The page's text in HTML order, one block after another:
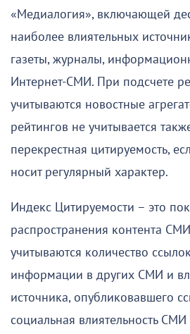
«Медиалогия», включающей
наиболее влиятельных
газеты, журналы,
Интернет-СМИ. При подсчете
учитываются новостные
рейтингов не учитывается
перекрестная цитируемость,
носит регулярный характер.
Индекс Цитируемости – это
распространения контента
учитываются количество
информации в других СМИ и
источника, опубликовавшего
социальная влиятельность